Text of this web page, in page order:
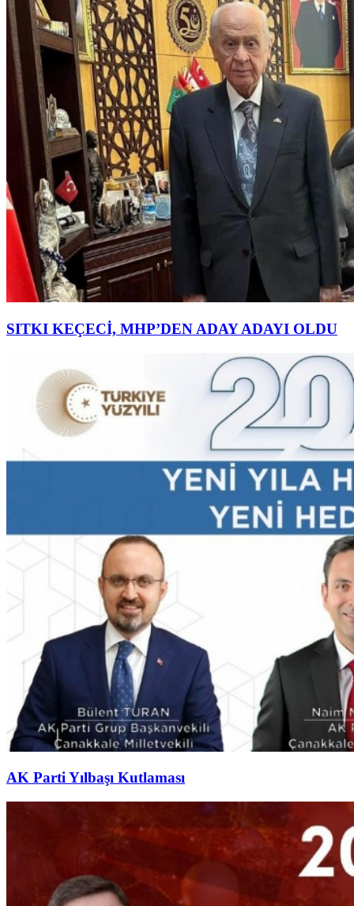
SITKI KEÇECİ, MHP’DEN ADAY ADAYI OLDU
AK Parti Yılbaşı Kutlaması